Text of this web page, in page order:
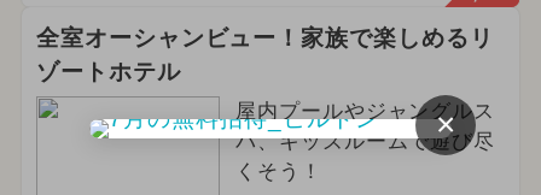
全室オーシャンビュー！家族で楽しめるリ
ゾートホテル
屋内プールやジャングルス
パ、キッズルームで遊び尽
くそう！
×